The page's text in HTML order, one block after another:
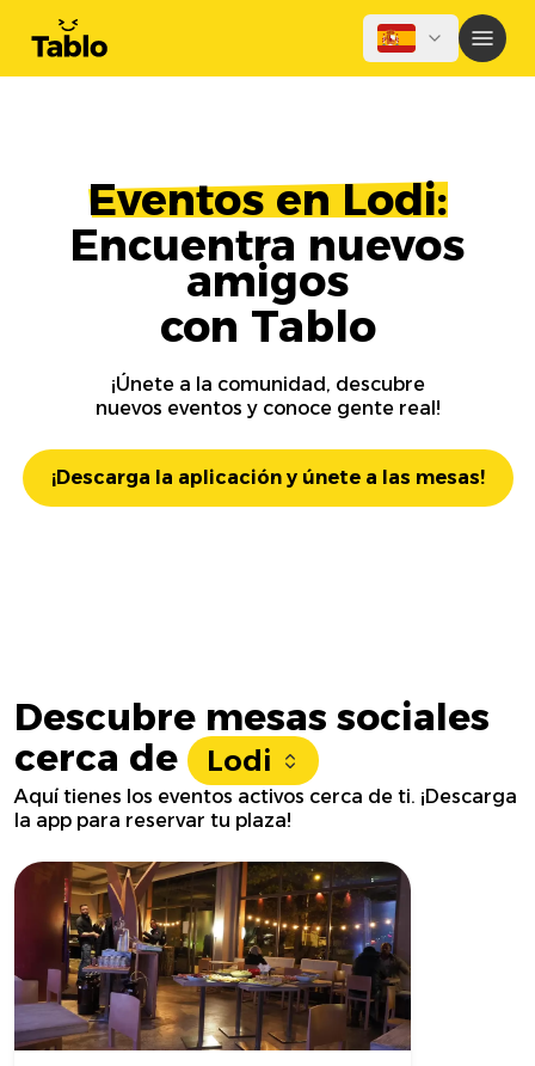
Eventos en Lodi:
Encuentra nuevos
amigos
con Tablo
¡Únete a la comunidad, descubre
nuevos eventos y conoce gente real!
¡Descarga la aplicación y únete a las mesas!
Descubre mesas sociales
cerca de
Lodi
Aquí tienes los eventos activos cerca de ti. ¡Descarga
la app para reservar tu plaza!